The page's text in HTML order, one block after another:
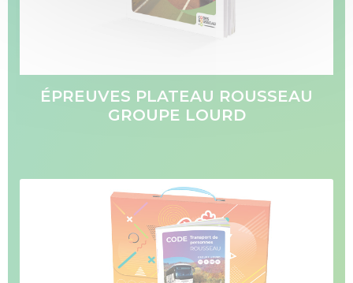
ÉPREUVES PLATEAU ROUSSEAU
GROUPE LOURD